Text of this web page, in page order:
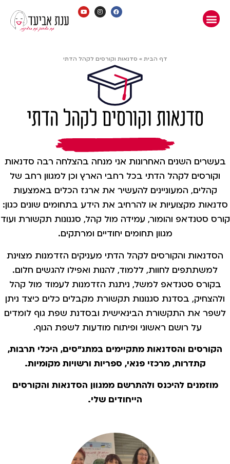
דף הבית » סדנאות וקורסים לקהל הדתי
סדנאות וקורסים לקהל הדתי
בעשרים השנים האחרונות אני מנחה בהצלחה רבה סדנאות
וקורסים לקהל הדתי בכל רחבי הארץ וכן למגוון רחב של
קהלים, המעוניינים להעשיר את ארגז הכלים באמצעות
סדנאות מקצועיות או להרחיב את הידע בתחומים שונים כגון:
קורס סטנדאפ והומור, עמידה מול קהל, סגנונות תקשורת ועוד
מגוון תחומים יחודיים ומרתקים.
הסדנאות והקורסים לקהל הדתי מעניקים הזדמנות מצוינת
למשתתפים לחוות, ללמוד, להנות ואפילו להגשים חלום.
בקורס סטנדאפ למשל, ניתנת הזדמנות לעמוד מול קהל
ולהצחיק, בסדנת סגנונות תקשורת מקבלים כלים כיצד ניתן
לשפר את התקשורת הבינאישית ובסדנת שפת גוף לומדים
על רושם ראשוני ופיתוח מודעות לשפת הגוף.
הקורסים והסדנאות מתקיימים במתנ"סים, היכלי תרבות,
קתדרות, מרכזי פנאי, ספריות ורשויות מקומיות.
מוזמנים להיכנס ולהתרשם ממגוון הסדנאות והקורסים
הייחודים שלי.